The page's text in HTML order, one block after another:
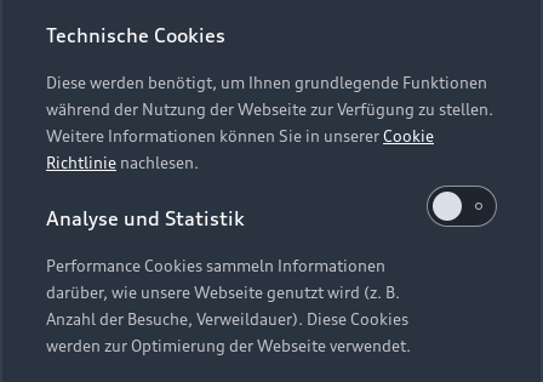
Technische Cookies
Diese werden benötigt, um Ihnen grundlegende Funktionen
während der Nutzung der Webseite zur Verfügung zu stellen.
Weitere Informationen können Sie in unsererCookie
Richtlinie nachlesen.
Analyse und Statistik
Performance Cookies sammeln Informationen
darüber, wie unsere Webseite genutzt wird (z. B.
Anzahl der Besuche, Verweildauer). Diese Cookies
werden zur Optimierung der Webseite verwendet.
Online-Terminvereinbarung
Servicekontakt
Vertrag widerrufen
Investor Relations
Presse & Media Center
Datenschutz
Audi erleben
Newsletter
Impressum Rechtliches
Hinweisgebersystem
Datenschutzinformation
Cookie-Einstellungen
Cookie-Richtlinie
Barrierefreiheit
Hinweis: Die aktuelle Darstellung und Anordnung der
Embleme am Fahrzeug bei allen Abbildungen auf dieser
Webseite kann abweichen.